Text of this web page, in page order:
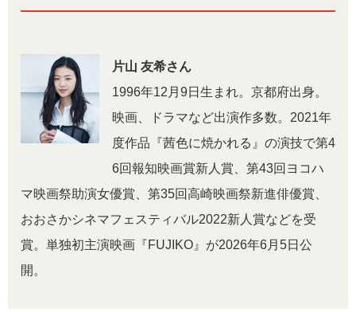
片山 友希さん
1996年12月9日生まれ。京都府出身。
映画、ドラマなど出演作多数。2021年
度作品『茜色に焼かれる』の演技で第4
6回報知映画賞新人賞、第43回ヨコハ
マ映画祭助演女優賞、第35回高崎映画祭新進俳優賞、
おおさかシネマフェスティバル2022新人賞などを受
賞。単独初主演映画『FUJIKO』が2026年6月5日公
開。